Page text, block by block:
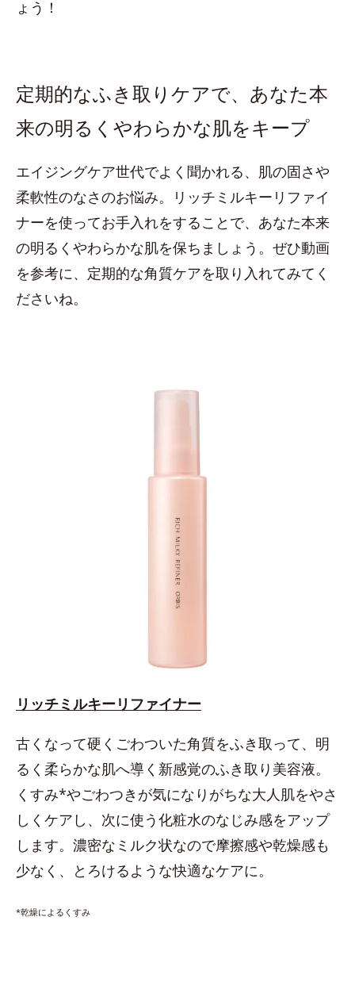
ょう！
定期的なふき取りケアで、あなた本
来の明るくやわらかな肌をキープ
エイジングケア世代でよく聞かれる、肌の固さや
柔軟性のなさのお悩み。リッチミルキーリファイ
ナーを使ってお手入れをすることで、あなた本来
の明るくやわらかな肌を保ちましょう。ぜひ動画
を参考に、定期的な角質ケアを取り入れてみてく
ださいね。
リッチミルキーリファイナー
古くなって硬くごわついた角質をふき取って、明
るく柔らかな肌へ導く新感覚のふき取り美容液。
くすみ*やごわつきが気になりがちな大人肌をやさ
しくケアし、次に使う化粧水のなじみ感をアップ
します。濃密なミルク状なので摩擦感や乾燥感も
少なく、とろけるような快適なケアに。
*乾燥によるくすみ